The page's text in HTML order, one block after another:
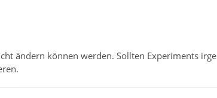
ändern können werden. Sollten Experiments